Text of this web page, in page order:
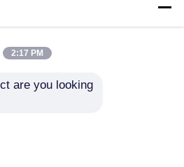
2:17 PM
are you looking